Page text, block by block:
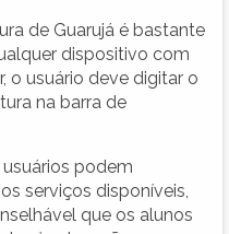
de Guarujá é bastante
dispositivo com
o usuário deve digitar o
na barra de
podem
serviços disponíveis,
que os alunos